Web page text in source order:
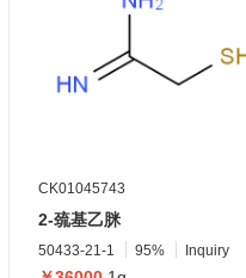
CK01045743
2-巯基乙脒
50433-21-1 95% Inquiry